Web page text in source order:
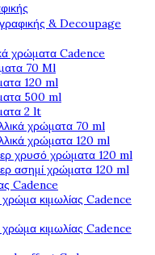
& Decoupage
χρώματα Cadence
70 Ml
120 ml
500 ml
2 lt
χρώματα 70 ml
χρώματα 120 ml
χρυσό χρώματα 120 ml
ασημί χρώματα 120 ml
Cadence
κιμωλίας Cadence
κιμωλίας Cadence